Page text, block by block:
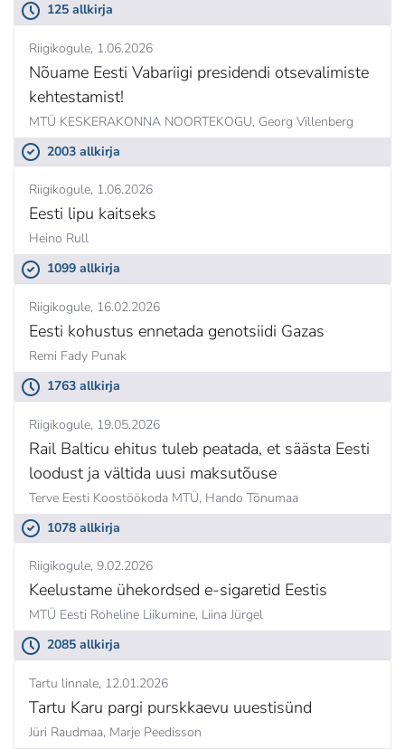
125 allkirja
Riigikogule 1.06.2026
Nõuame Eesti Vabariigi presidendi otsevalimiste
kehtestamist!
MTÜ KESKERAKONNA NOORTEKOGU, Georg Villenberg
2003 allkirja
Riigikogule 1.06.2026
Eesti lipu kaitseks
Heino Rull
1099 allkirja
Riigikogule 16.02.2026
Eesti kohustus ennetada genotsiidi Gazas
Remi Fady Punak
1763 allkirja
Riigikogule 19.05.2026
Rail Balticu ehitus tuleb peatada, et säästa Eesti
loodust ja vältida uusi maksutõuse
Terve Eesti Koostöökoda MTÜ, Hando Tõnumaa
1078 allkirja
Riigikogule 9.02.2026
Keelustame ühekordsed e-sigaretid Eestis
MTÜ Eesti Roheline Liikumine, Liina Jürgel
2085 allkirja
Tartu linnale 12.01.2026
Tartu Karu pargi purskkaevu uuestisünd
Jüri Raudmaa, Marje Peedisson